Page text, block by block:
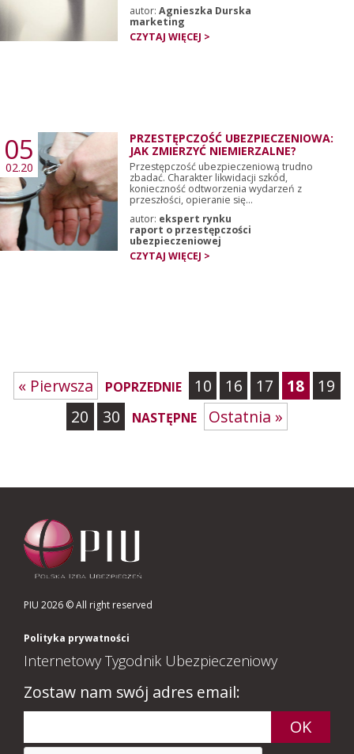
autor: Agnieszka Durska
marketing
CZYTAJ WIĘCEJ >
05
02.20
PRZESTĘPCZOŚĆ UBEZPIECZENIOWA:
JAK ZMIERZYĆ NIEMIERZALNE?
Przestępczość ubezpieczeniową trudno
zbadać. Charakter likwidacji szkód,
konieczność odtworzenia wydarzeń z
przeszłości, opieranie się...
autor: ekspert rynku
raport o przestępczości
ubezpieczeniowej
CZYTAJ WIĘCEJ >
« Pierwsza POPRZEDNIE 10 16 17 18
19
20
30 NASTĘPNE Ostatnia »
PIU 2026 © All right reserved
Polityka prywatności
Internetowy Tygodnik Ubezpieczeniowy
Zostaw nam swój adres email: